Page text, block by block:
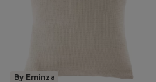
By Eminza